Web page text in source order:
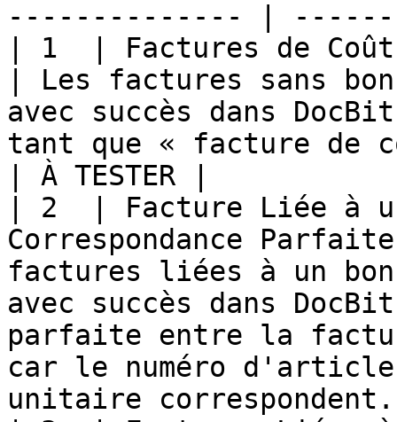
-------------- |
| 1  | Factures de Coût
| Les factures sans
avec succès dans
tant que « facture de
| À TESTER |
| 2  | Facture Liée à un
Correspondance
factures liées à un bon
avec succès dans
parfaite entre la
car le numéro
unitaire correspondent.